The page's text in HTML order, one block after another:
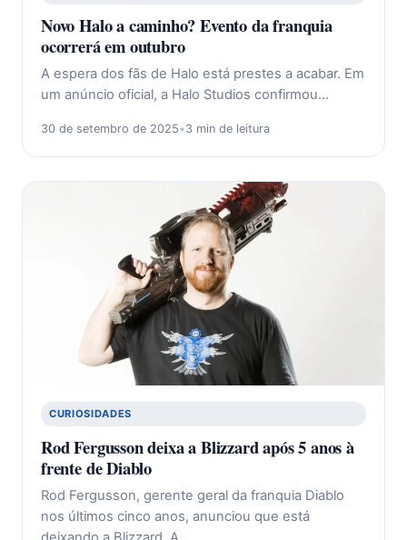
Novo Halo a caminho? Evento da franquia
ocorrerá em outubro
A espera dos fãs de Halo está prestes a acabar. Em
um anúncio oficial, a Halo Studios confirmou…
30 de setembro de 2025•3 min de leitura
CURIOSIDADES
Rod Fergusson deixa a Blizzard após 5 anos à
frente de Diablo
Rod Fergusson, gerente geral da franquia Diablo
nos últimos cinco anos, anunciou que está